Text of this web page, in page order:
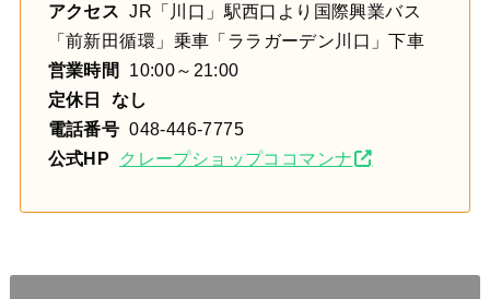
アクセスJR「川口」駅西口より国際興業バス
「前新田循環」乗車 「ララガーデン川口」下車
営業時間 10:00～21:00
定休日 なし
電話番号048-446-7775
公式HP
クレープショップココマンナ